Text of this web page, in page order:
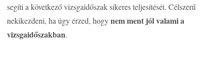
segíti a következő vizsgaidőszak sikeres teljesítését. Célszerű
nekikezdeni, ha úgy érzed, hogynem ment jól valami a
vizsgaidőszakban.